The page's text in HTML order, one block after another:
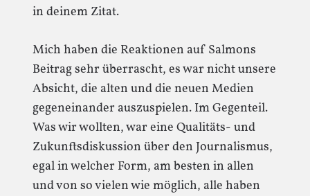
in deinem Zitat.
Mich haben die Reaktionen auf Salmons
Beitrag sehr überrascht, es war nicht unsere
Absicht, die alten und die neuen Medien
gegeneinander auszuspielen. Im Gegenteil.
Was wir wollten, war eine Qualitäts- und
Zukunftsdiskussion über den Journalismus,
egal in welcher Form, am besten in allen
und von so vielen wie möglich, alle haben